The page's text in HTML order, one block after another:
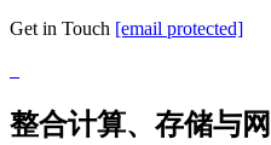
Get in Touch [email protected]
整合计算、存储与